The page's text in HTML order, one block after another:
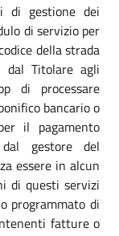
di gestione dei
di servizio per
della strada
Titolare agli
di processare
bancario o
il pagamento
gestore del
essere in alcun
di questi servizi
programmato di
fatture o